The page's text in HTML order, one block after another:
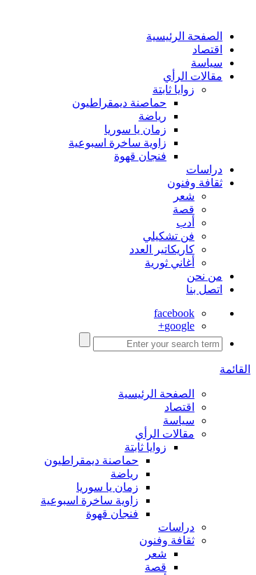
الصفحة الرئيسية
اقتصاد
سياسة
مقالات الرأي
زوايا ثابتة
حماصنة ديمقراطيون
رياضة
زمان يا سوريا
زاوية ساخرة اسبوعية
فنجان قهوة
دراسات
ثقافة وفنون
شعر
قصة
أدب
فن تشكيلي
كاريكاتير العدد
أغاني ثورية
من نحن
اتصل بنا
facebook
google+
القائمة
الصفحة الرئيسية
اقتصاد
سياسة
مقالات الرأي
زوايا ثابتة
حماصنة ديمقراطيون
رياضة
زمان يا سوريا
زاوية ساخرة اسبوعية
فنجان قهوة
دراسات
ثقافة وفنون
شعر
قصة